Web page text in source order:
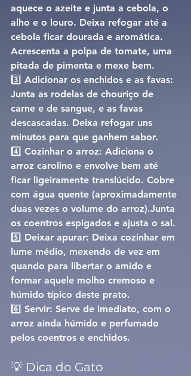
aquece o azeite e junta a cebola, o
alho e o louro. Deixa refogar até a
cebola ficar dourada e aromática.
Acrescenta a polpa de tomate, uma
pitada de pimenta e mexe bem.
3️⃣ Adicionar os enchidos e as favas:
Junta as rodelas de chouriço de
carne e de sangue, e as favas
descascadas. Deixa refogar uns
minutos para que ganhem sabor.
4️⃣ Cozinhar o arroz: Adiciona o
arroz carolino e envolve bem até
ficar ligeiramente translúcido. Cobre
com água quente (aproximadamente
duas vezes o volume do arroz).Junta
os coentros espigados e ajusta o sal.
5️⃣ Deixar apurar: Deixa cozinhar em
lume médio, mexendo de vez em
quando para libertar o amido e
formar aquele molho cremoso e
húmido típico deste prato.
6️⃣ Servir: Serve de imediato, com o
arroz ainda húmido e perfumado
pelos coentros e enchidos.
💡 Dica do Gato